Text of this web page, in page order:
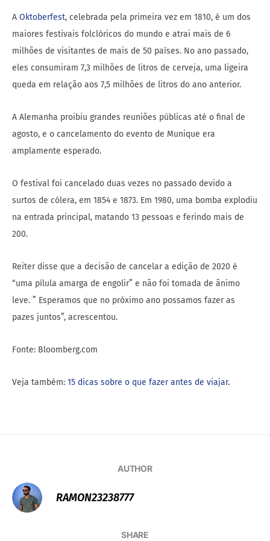
A Oktoberfest, celebrada pela primeira vez em 1810, é um dos
maiores festivais folclóricos do mundo e atrai mais de 6
milhões de visitantes de mais de 50 países. No ano passado,
eles consumiram 7,3 milhões de litros de cerveja, uma ligeira
queda em relação aos 7,5 milhões de litros do ano anterior.
A Alemanha proibiu grandes reuniões públicas até o final de
agosto, e o cancelamento do evento de Munique era
amplamente esperado.
O festival foi cancelado duas vezes no passado devido a
surtos de cólera, em 1854 e 1873. Em 1980, uma bomba explodiu
na entrada principal, matando 13 pessoas e ferindo mais de
200.
Reiter disse que a decisão de cancelar a edição de 2020 é
“uma pílula amarga de engolir” e não foi tomada de ânimo
leve. ” Esperamos que no próximo ano possamos fazer as
pazes juntos”, acrescentou.
Fonte: Bloomberg.com
Veja também: 15 dicas sobre o que fazer antes de viajar.
AUTHOR
RAMON23238777
SHARE